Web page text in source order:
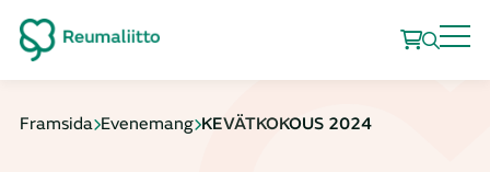
Framsida Evenemang KEVÄTKOKOUS 2024